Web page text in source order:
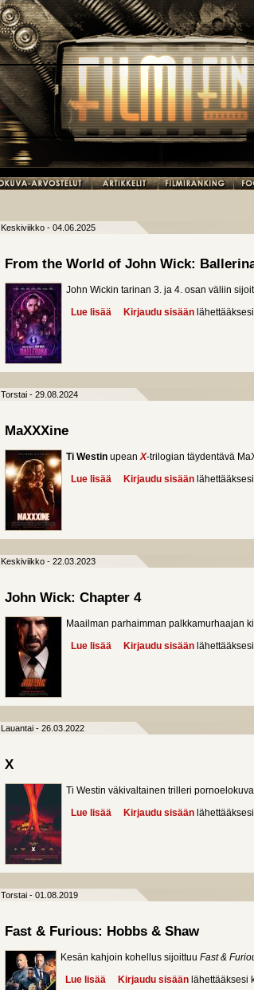
Keskiviikko - 04.06.2025
From the World of John Wick:
John Wickin tarinan 3. ja 4. osan väliin
Lue lisää about From the World of John
Kirjaudu sisään
Torstai - 29.08.2024
MaXXXine
Ti Westin upeanX-trilogian täydentävä
Lue lisää about MaXXXine
Kirjaudu sisään
Keskiviikko - 22.03.2023
John Wick: Chapter 4
Maailman parhaimman palkkamurhaajan
Lue lisää about John Wick: Chapter 4
Kirjaudu sisään
Lauantai - 26.03.2022
X
Ti Westin väkivaltainen trilleri
Lue lisää about X
Kirjaudu sisään
Torstai - 01.08.2019
Fast & Furious: Hobbs & Shaw
Kesän kahjoin kohellus sijoittuu Fast &
Lue lisää about Fast & Furious: Hobbs &
Kirjaudu sisään lähettääksesi